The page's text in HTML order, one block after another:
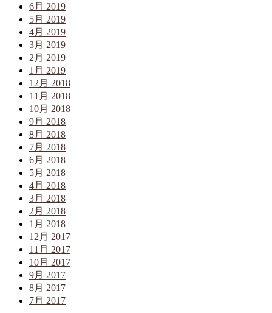
6月 2019
5月 2019
4月 2019
3月 2019
2月 2019
1月 2019
12月 2018
11月 2018
10月 2018
9月 2018
8月 2018
7月 2018
6月 2018
5月 2018
4月 2018
3月 2018
2月 2018
1月 2018
12月 2017
11月 2017
10月 2017
9月 2017
8月 2017
7月 2017